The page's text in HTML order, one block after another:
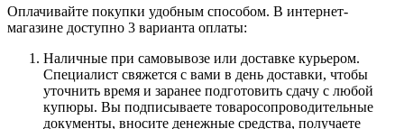
Оплачивайте покупки удобным способом. В интернет-
магазине доступно 3 варианта оплаты:
Наличные при самовывозе или доставке курьером.
Специалист свяжется с вами в день доставки, чтобы
уточнить время и заранее подготовить сдачу с любой
купюры. Вы подписываете товаросопроводительные
документы, вносите денежные средства, получаете